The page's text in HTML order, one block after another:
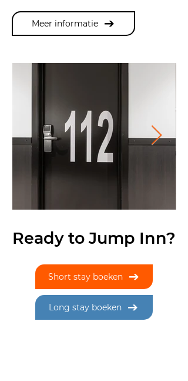
Meer informatie
Ready to Jump Inn?
Short stay boeken
Long stay boeken